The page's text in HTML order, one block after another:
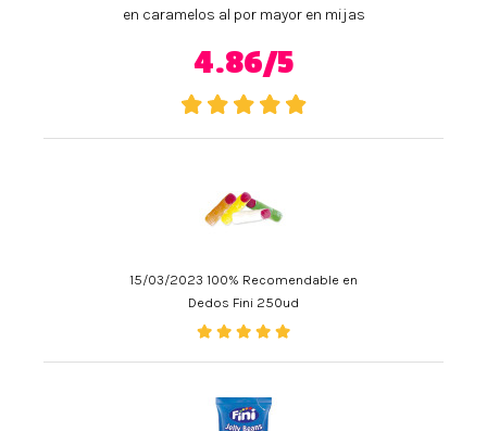
en caramelos al por mayor en mijas
4.86/5
15/03/2023 100% Recomendable en
Dedos Fini 250ud